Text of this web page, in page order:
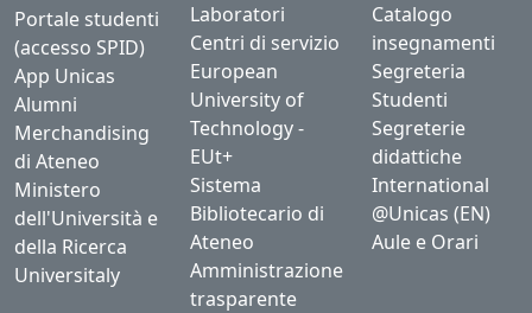
Portale studenti
(accesso SPID)
App Unicas
Alumni
Merchandising
di Ateneo
Ministero
dell'Università e
della Ricerca
Universitaly
Laboratori
Centri di servizio
European
University of
Technology -
EUt+
Sistema
Bibliotecario di
Ateneo
Amministrazione
trasparente
Catalogo
insegnamenti
Segreteria
Studenti
Segreterie
didattiche
International
@Unicas (EN)
Aule e Orari